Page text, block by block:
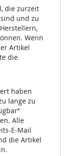
die zurzeit
und zu
Wenn
Artikel
die
haben
lange zu
Alle
E-Mail
die Artikel